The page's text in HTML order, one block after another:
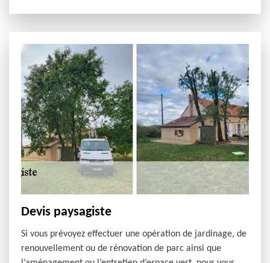
Devis paysagiste
Si vous prévoyez effectuer une opération de jardinage, de
renouvellement ou de rénovation de parc ainsi que